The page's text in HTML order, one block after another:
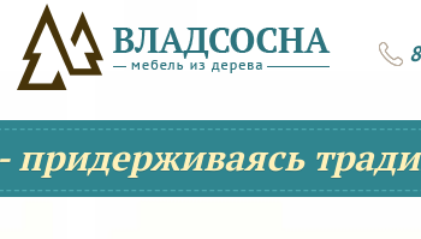
придерживаясь